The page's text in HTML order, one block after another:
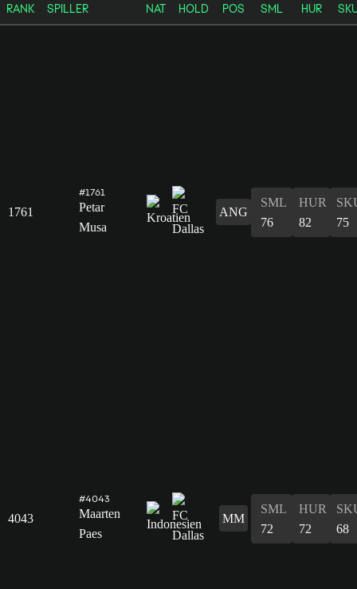
RANK SPILLER NAT HOLD POS SML HUR
1761
#1761
Petar
Musa
ANG
SML
76
HUR
82
75
4043
#4043
Maarten
Paes
MM
SML
72
HUR
72
68